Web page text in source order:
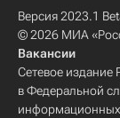
Версия 2023.1
© 2026 МИА
Вакансии
Сетевое издание
в Федеральной
информационных